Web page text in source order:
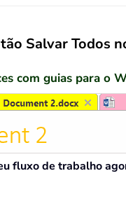
Salvar Todos
com guias para o
fluxo de trabalho